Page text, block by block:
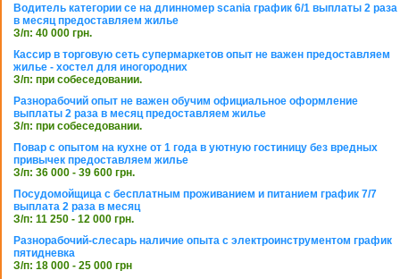
Водитель категории се на длинномер scania график 6/1 выплаты 2 раза
в месяц предоставляем жилье
З/п: 40 000 грн.
Кассир в торговую сеть супермаркетов опыт не важен предоставляем
жилье - хостел для иногородних
З/п: при собеседовании.
Разнорабочий опыт не важен обучим официальное оформление
выплаты 2 раза в месяц предоставляем жилье
З/п: при собеседовании.
Повар с опытом на кухне от 1 года в уютную гостиницу без вредных
привычек предоставляем жилье
З/п: 36 000 - 39 600 грн.
Посудомойщица с бесплатным проживанием и питанием график 7/7
выплата 2 раза в месяц
З/п: 11 250 - 12 000 грн.
Разнорабочий-слесарь наличие опыта с электроинструментом график
пятидневка
З/п: 18 000 - 25 000 грн